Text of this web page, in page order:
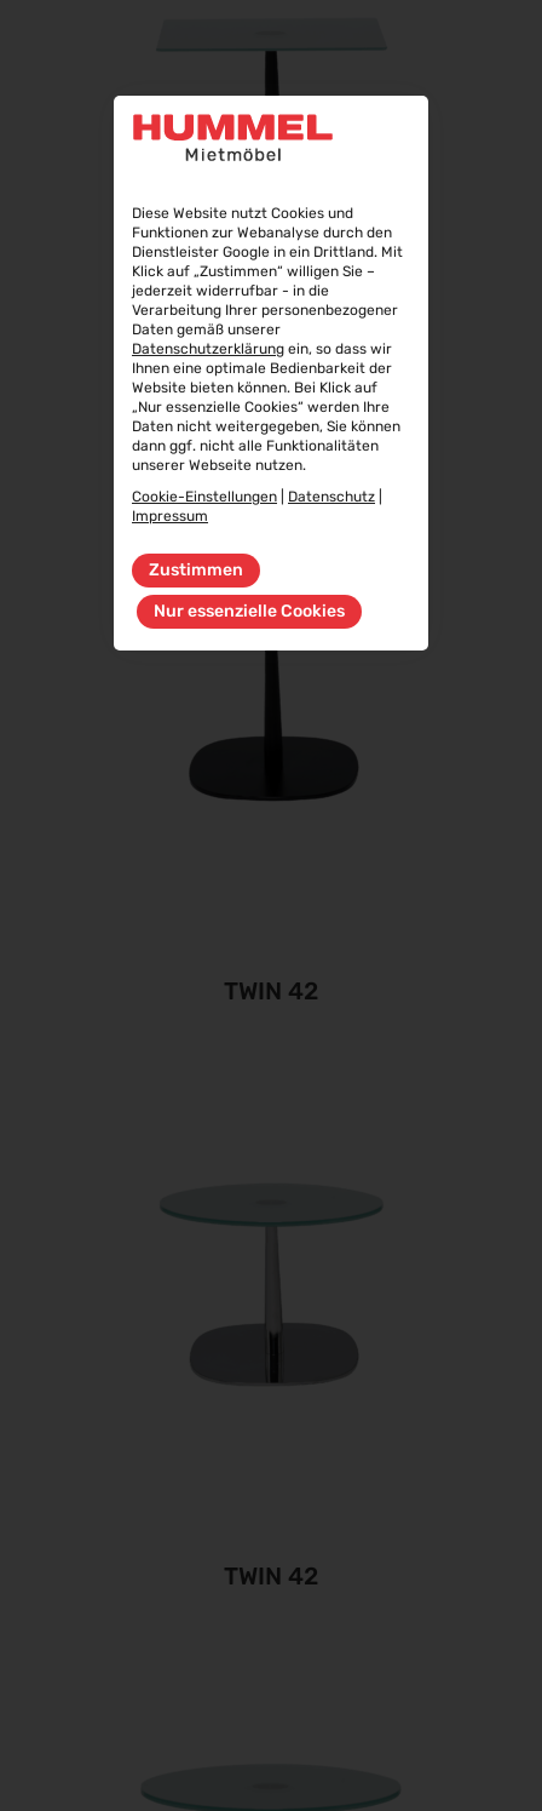
TWIN 42
TWIN 42
TWIN 42
Diese Website nutzt Cookies und
Funktionen zur Webanalyse durch den
Dienstleister Google in ein Drittland. Mit
Klick auf „Zustimmen“ willigen Sie –
jederzeit widerrufbar - in die
Verarbeitung Ihrer personenbezogener
Daten gemäß unserer
Datenschutzerklärung ein, so dass wir
Ihnen eine optimale Bedienbarkeit der
Website bieten können. Bei Klick auf
„Nur essenzielle Cookies“ werden Ihre
Daten nicht weitergegeben, Sie können
dann ggf. nicht alle Funktionalitäten
unserer Webseite nutzen.
Cookie-Einstellungen
Datenschutz
Impressum
Zustimmen
Nur essenzielle Cookies